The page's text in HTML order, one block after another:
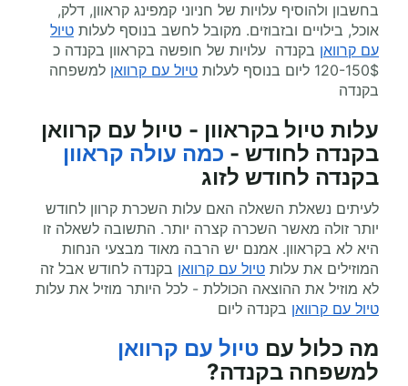
בחשבון ולהוסיף עלויות של חניוני קמפינג קראוון, דלק,
אוכל, בילויים ובזבוזים. מקובל לחשב בנוסף לעלות טיול
עם קרוואן בקנדה עלויות של חופשה בקראוון בקנדה כ
120-150$ ליום בנוסף לעלות
טיול עם קרוואן למשפחה
בקנדה
עלות טיול בקראוון - טיול עם קרוואן
בקנדה לחודש - כמה עולה קראוון
בקנדה לחודש לזוג
לעיתים נשאלת השאלה האם עלות השכרת קרוון לחודש
יותר זולה מאשר השכרה קצרה יותר. התשובה לשאלה זו
היא לא בקראוון. אמנם יש הרבה מאוד מבצעי הנחות
המוזילים את עלות טיול עם קרוואן בקנדה לחודש אבל זה
לא מוזיל את ההוצאה הכוללת - לכל היותר מוזיל את עלות
טיול עם קרוואן בקנדה ליום
מה כלול עם טיול עם קרוואן
למשפחה בקנדה?